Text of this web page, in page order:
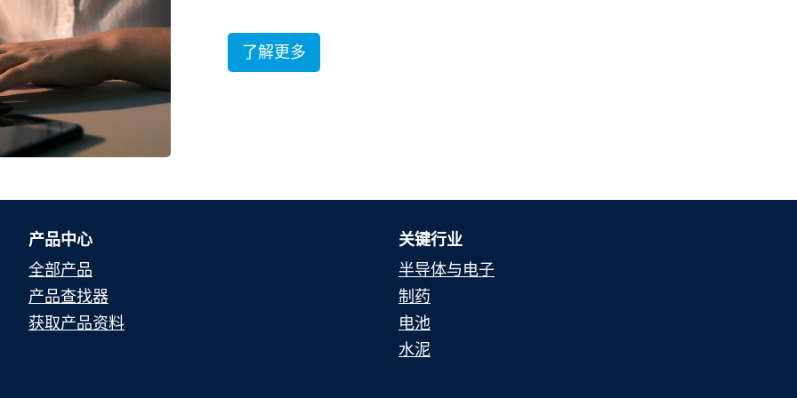
了解更多
产品中心
全部产品
产品查找器
获取产品资料
关键行业
半导体与电子
制药
电池
水泥